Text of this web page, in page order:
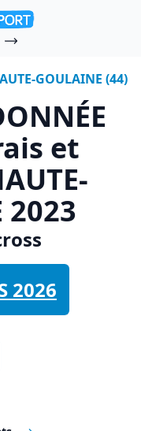
GOULAINE (44)
et
2023
2026